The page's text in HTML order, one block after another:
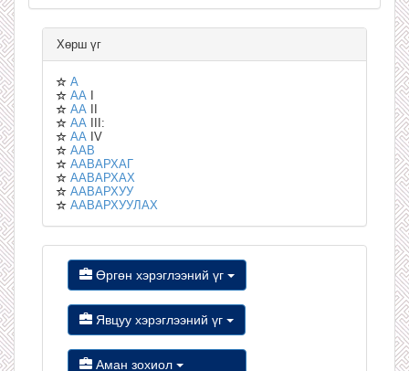
Хөрш үг
А
АА I
АА II
АА III:
АА IV
ААВ
ААВАРХАГ
ААВАРХАХ
ААВАРХУУ
ААВАРХУУЛАХ
Өргөн хэрэглээний үг
Явцуу хэрэглээний үг
Аман зохиол